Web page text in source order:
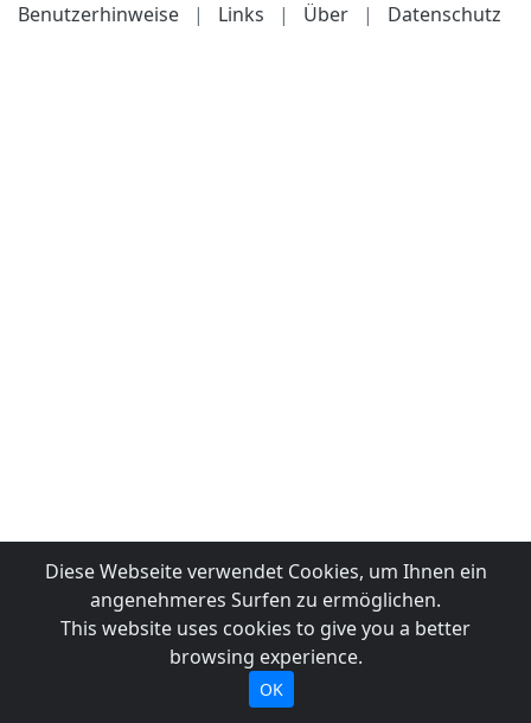
Benutzerhinweise
| Links | Über | Datenschutz
Diese Webseite verwendet Cookies, um Ihnen ein
angenehmeres Surfen zu ermöglichen.
This website uses cookies to give you a better
browsing experience.
OK